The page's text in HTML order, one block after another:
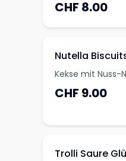
CHF 8.00
Nutella
Kekse mit
CHF 9.00
Trolli Saure